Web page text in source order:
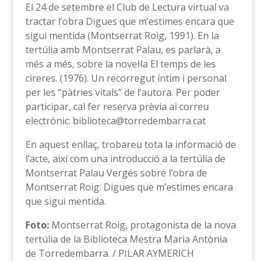
El 24 de setembre el Club de Lectura virtual va
tractar l’obra Digues que m’estimes encara que
sigui mentida (Montserrat Roig, 1991). En la
tertúlia amb Montserrat Palau, es parlarà, a
més a més, sobre la novel·la El temps de les
cireres. (1976). Un recorregut íntim i personal
per les “pàtries vitals” de l’autora. Per poder
participar, cal fer reserva prèvia al correu
electrònic: biblioteca@torredembarra.cat
En aquest enllaç, trobareu tota la informació de
l’acte, així com una introducció a la tertúlia de
Montserrat Palau Vergés sobre l’obra de
Montserrat Roig: Digues que m’estimes encara
que sigui mentida.
Foto:Montserrat Roig, protagonista de la nova
tertúlia de la Biblioteca Mestra Maria Antònia
de Torredembarra. / PILAR AYMERICH